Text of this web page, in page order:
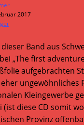
2017
Band aus
„The first
aufgebrachten
ungewöhnliches
Kleingewerbe
(ist diese CD somit
Provinz